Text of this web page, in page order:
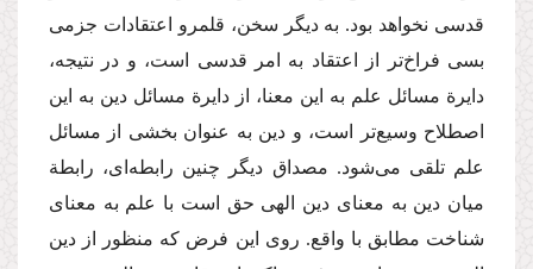
قدسی نخواهد بود. به دیگر سخن، قلمرو اعتقادات جزمی
بسی فراخ‌تر از اعتقاد به امر قدسی است، و در نتیجه،
دایرة مسائل علم به این معنا، از دایرة مسائل دین به این
اصطلاح وسیع‌تر است، و دین به عنوان بخشی از مسائل
علم تلقی می‌شود. مصداق دیگر چنین رابطه‌ای، رابطة
میان دین به معنای دین الهی حق است با علم به معنای
شناخت مطابق با واقع. روی این فرض که منظور از دین